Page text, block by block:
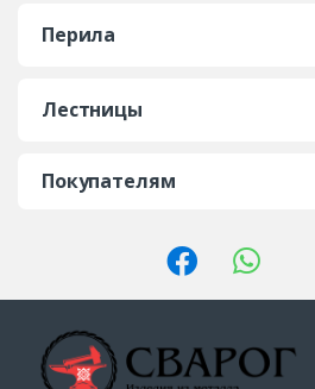
Перила
Лестницы
Покупателям